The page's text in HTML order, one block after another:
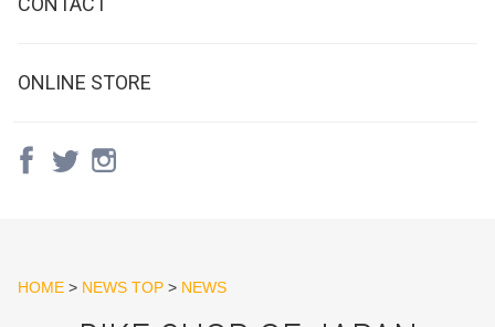
ONLINE STORE
HOME > NEWS TOP > NEWS